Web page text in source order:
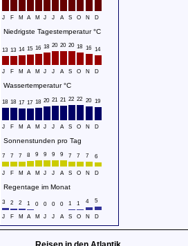
J F M A M J J A S O N D
Niedrigste Tagestemperatur °C
13 13 14 15 16 18 20 20 20 18 16 14
J F M A M J J A S O N D
Wassertemperatur °C
18 18 17 17 18 20 21 21 22 22 20 19
J F M A M J J A S O N D
Sonnenstunden pro Tag
7 7 7 8 9 9 9 9 7 7 7 6
J F M A M J J A S O N D
Regentage im Monat
3 2 2 1 0 0 0 0 1 1 4 5
J F M A M J J A S O N D